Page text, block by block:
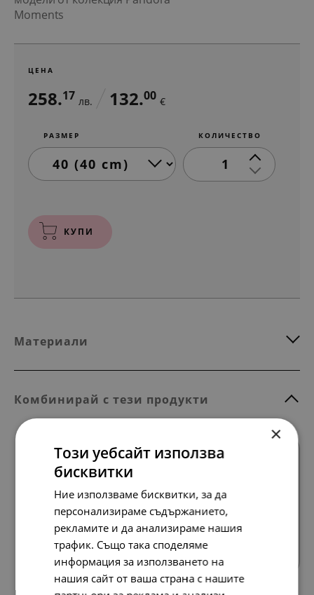
Moments
ЦЕНА
258.17 лв. 132.00 €
РАЗМЕР КОЛИЧЕСТВО
1
КУПИ
Материали
Комбинирай с тези продукти
Всички продукти
×
Този уебсайт използва
бисквитки
Ние използваме бисквитки, за да
персонализираме съдържанието,
рекламите и да анализираме нашия
трафик. Също така споделяме
информация за използването на
нашия сайт от ваша страна с нашите